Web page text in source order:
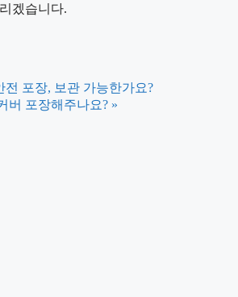
겠습니다.
전 포장, 보관 가능한가요?
버 포장해주나요? »